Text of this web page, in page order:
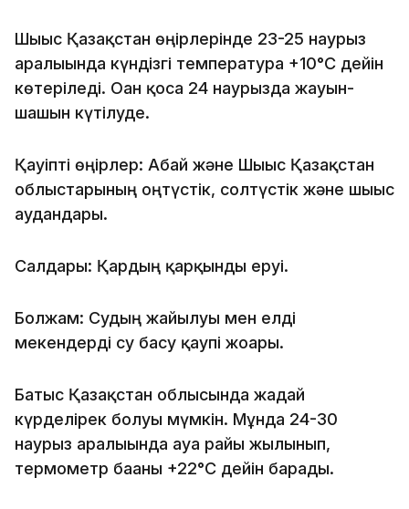
Шығыс Қазақстан өңірлерінде 23-25 наурыз
аралығында күндізгі температура +10°C дейін
көтеріледі. Оған қоса 24 наурызда жауын-
шашын күтілуде.
Қауіпті өңірлер: Абай және Шығыс Қазақстан
облыстарының оңтүстік, солтүстік және шығыс
аудандары.
Салдары: Қардың қарқынды еруі.
Болжам: Судың жайылуы мен елді
мекендерді су басу қаупі жоғары.
Батыс Қазақстан облысында жағдай
күрделірек болуы мүмкін. Мұнда 24-30
наурыз аралығында ауа райы жылынып,
термометр бағаны +22°C дейін барады.